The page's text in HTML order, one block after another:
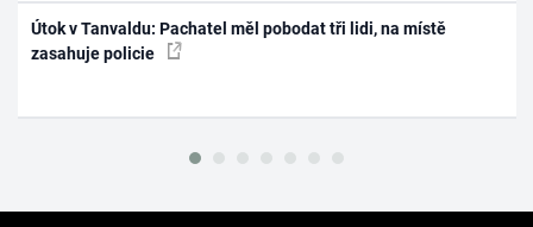
Útok v Tanvaldu: Pachatel měl pobodat tři lidi, na místě
zasahuje policie